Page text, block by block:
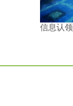
信息认领